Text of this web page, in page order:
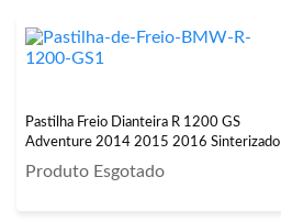
Pastilha Freio Dianteira R 1200 GS
Adventure 2014 2015 2016 Sinterizado
Produto Esgotado